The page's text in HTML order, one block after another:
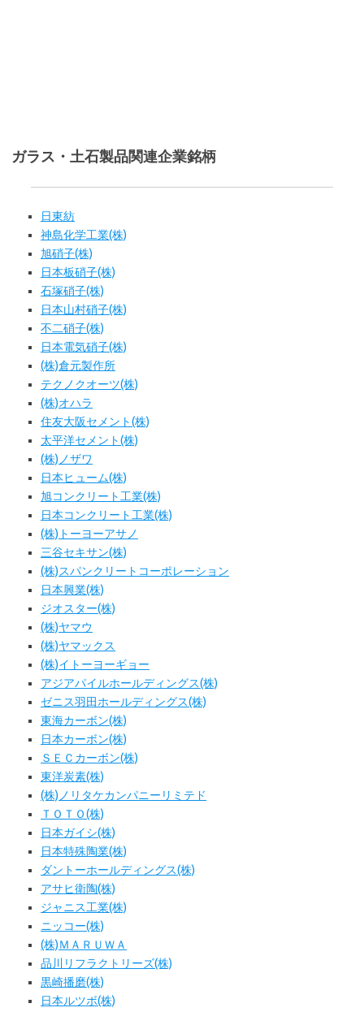
ガラス・土石製品関連企業銘柄
日東紡
神島化学工業(株)
旭硝子(株)
日本板硝子(株)
石塚硝子(株)
日本山村硝子(株)
不二硝子(株)
日本電気硝子(株)
(株)倉元製作所
テクノクオーツ(株)
(株)オハラ
住友大阪セメント(株)
太平洋セメント(株)
(株)ノザワ
日本ヒューム(株)
旭コンクリート工業(株)
日本コンクリート工業(株)
(株)トーヨーアサノ
三谷セキサン(株)
(株)スパンクリートコーポレーション
日本興業(株)
ジオスター(株)
(株)ヤマウ
(株)ヤマックス
(株)イトーヨーギョー
アジアパイルホールディングス(株)
ゼニス羽田ホールディングス(株)
東海カーボン(株)
日本カーボン(株)
ＳＥＣカーボン(株)
東洋炭素(株)
(株)ノリタケカンパニーリミテド
ＴＯＴＯ(株)
日本ガイシ(株)
日本特殊陶業(株)
ダントーホールディングス(株)
アサヒ衛陶(株)
ジャニス工業(株)
ニッコー(株)
(株)ＭＡＲＵＷＡ
品川リフラクトリーズ(株)
黒崎播磨(株)
日本ルツボ(株)